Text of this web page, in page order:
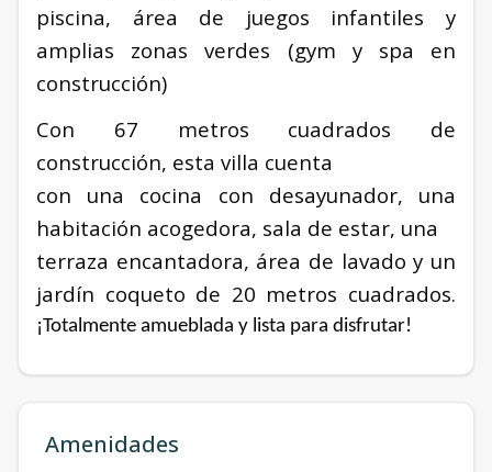
piscina, área de juegos infantiles y
amplias zonas verdes (gym y spa en
construcción)
Con 67 metros cuadrados de
construcción, esta villa cuenta
con una cocina con desayunador, una
habitación acogedora, sala de estar, una
terraza encantadora, área de lavado y un
jardín coqueto de 20 metros cuadrados.
¡Totalmente amueblada y lista para disfrutar!
Amenidades